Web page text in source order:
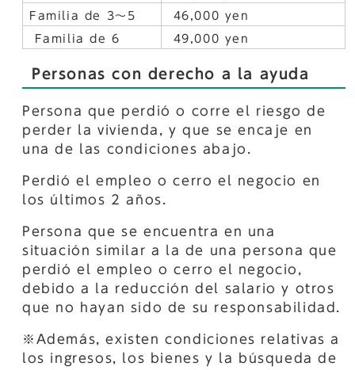
Familia de 3～5 46,000 yen
Familia de 6 49,000 yen
Personas con derecho a la ayuda
Persona que perdió o corre el riesgo de
perder la vivienda, y que se encaje en
una de las condiciones abajo.
Perdió el empleo o cerro el negocio en
los últimos 2 años.
Persona que se encuentra en una
situación similar a la de una persona que
perdió el empleo o cerro el negocio,
debido a la reducción del salario y otros
que no hayan sido de su responsabilidad.
※Además, existen condiciones relativas a
los ingresos, los bienes y la búsqueda de